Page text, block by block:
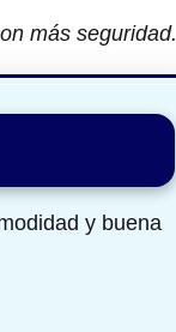
más seguridad.
y buena